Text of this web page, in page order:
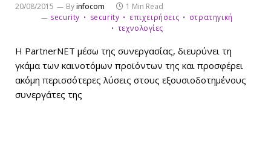
20/08/2015 Byinfocom
1 Min Read
security
security επιχειρήσεις
στρατηγική
τεχνολογίες
Η PartnerNET μέσω της συνεργασίας, διευρύνει τη
γκάμα των καινοτόμων προϊόντων της και προσφέρει
ακόμη περισσότερες λύσεις στους εξουσιοδοτημένους
συνεργάτες της